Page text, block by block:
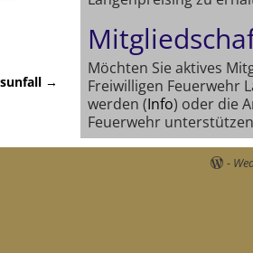
→
Möchten Sie aktives
Freiwilligen Feuerwehr
werden (Info) oder die
Feuerwehr
-